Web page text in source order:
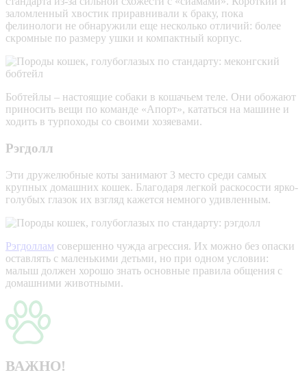
заломленный хвостик приравнивали к браку, пока
фелинологи не обнаружили еще несколько отличий: более
скромные по размеру ушки и компактный корпус.
Бобтейлы – настоящие собаки в кошачьем теле. Они обожают
приносить вещи по команде «Апорт», кататься на машине и
ходить в турпоходы со своими хозяевами.
Рэгдолл
Эти дружелюбные коты занимают 3 место среди самых
крупных домашних кошек. Благодаря легкой раскосости ярко-
голубых глазок их взгляд кажется немного удивленным.
Рэгдоллам совершенно чужда агрессия. Их можно без опаски
оставлять с маленькими детьми, но при одном условии:
малыш должен хорошо знать основные правила общения с
домашними животными.
ВАЖНО!